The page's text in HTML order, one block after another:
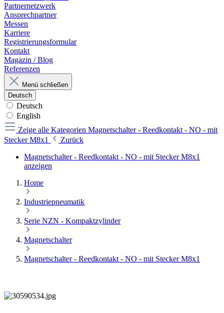
Partnernetzwerk
Ansprechpartner
Messen
Karriere
Registrierungsformular
Kontakt
Magazin / Blog
Referenzen
Menü schließen
Deutsch
Deutsch
English
Zeige alle Kategorien Magnetschalter - Reedkontakt - NO - mit
Stecker M8x1
Zurück
Magnetschalter - Reedkontakt - NO - mit Stecker M8x1
anzeigen
Home
Industriepneumatik
Serie NZN - Kompaktzylinder
Magnetschalter
Magnetschalter - Reedkontakt - NO - mit Stecker M8x1